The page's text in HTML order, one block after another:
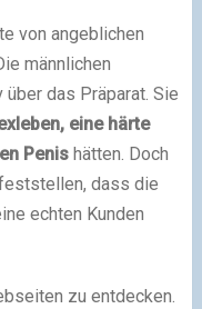
von angeblichen
männlichen
das Präparat. Sie
eine härte
Penishätten. Doch
dass die
echten Kunden
zu entdecken.